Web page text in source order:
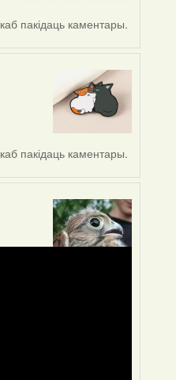
каб пакідаць каментары.
каб пакідаць каментары.